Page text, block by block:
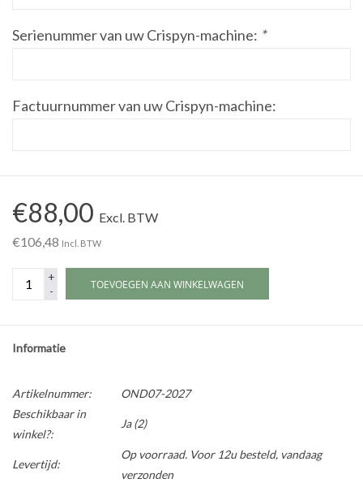
Cadeaubonnen &
Serienummer van uw Crispyn-machine: *
Factuurnummer van uw Crispyn-machine:
€88,00 Excl. BTW
€106,48 Incl. BTW
+
-
TOEVOEGEN AAN WINKELWAGEN
Informatie
Artikelnummer:
OND07-2027
Beschikbaar in
winkel?:
Ja(2)
Levertijd:
Op voorraad. Voor 12u besteld, vandaag
verzonden